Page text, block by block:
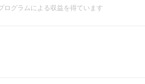
ログラムによる収益を得ています